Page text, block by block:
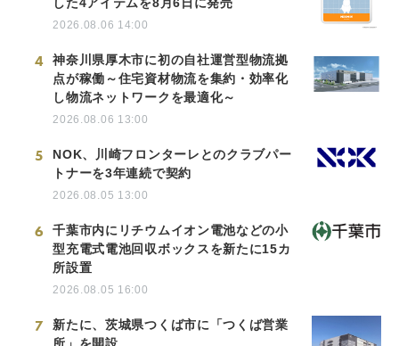
した4アイテムを8月6日に発売
2026.08.06 14:00
4
神奈川県厚木市に初の自社運営型物流拠
点が稼働～住宅資材物流を集約・効率化
し物流ネットワークを最適化～
2026.08.06 13:00
5
NOK、川崎フロンターレとのクラブパー
トナーを3年連続で契約
2026.08.05 13:00
6
千葉市内にリチウムイオン電池などの小
型充電式電池回収ボックスを新たに15カ
所設置
2026.08.05 16:00
7
新たに、茨城県つくば市に「つくば営業